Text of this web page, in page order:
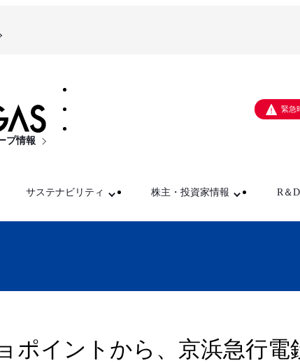
プ情報
緊急
サステナビリティ 株主・投資家情報 R＆D
ポイントから、京浜急行